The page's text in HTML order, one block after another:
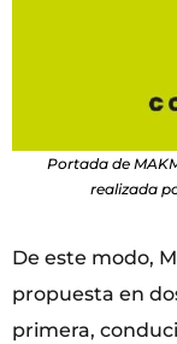
Portada de
realizada
De este modo,
propuesta en
primera,